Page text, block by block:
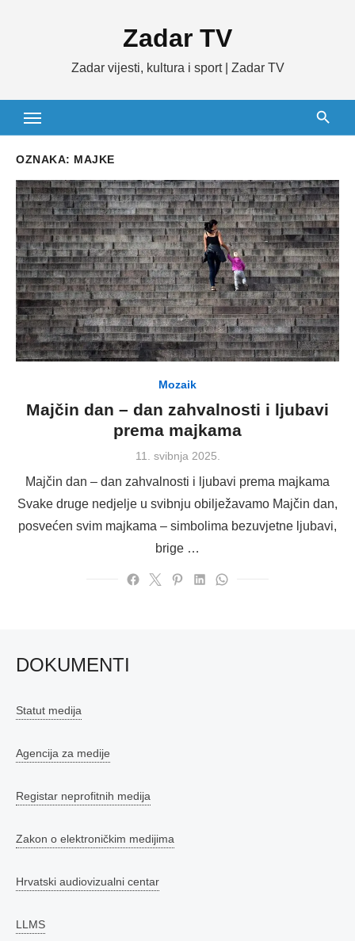
Zadar TV
Zadar vijesti, kultura i sport | Zadar TV
OZNAKA: MAJKE
Mozaik
Majčin dan – dan zahvalnosti i ljubavi
prema majkama
Posted
11. svibnja 2025.
Majčin dan – dan zahvalnosti i ljubavi prema majkama
Svake druge nedjelje u svibnju obilježavamo Majčin dan,
posvećen svim majkama – simbolima bezuvjetne ljubavi,
brige …
DOKUMENTI
Statut medija
Agencija za medije
Registar neprofitnih medija
Zakon o elektroničkim medijima
Hrvatski audiovizualni centar
LLMS